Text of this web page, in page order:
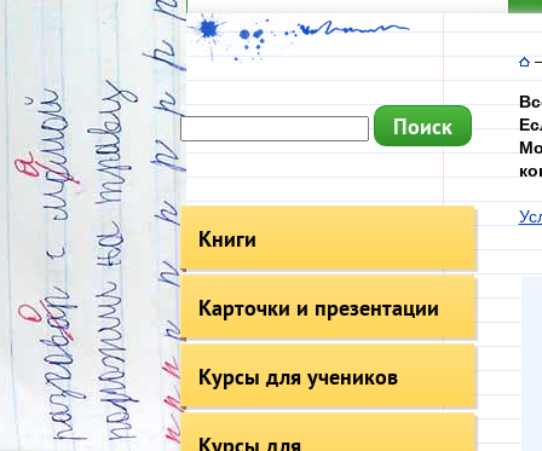
Книги
Карточки и презентации
Курсы для учеников